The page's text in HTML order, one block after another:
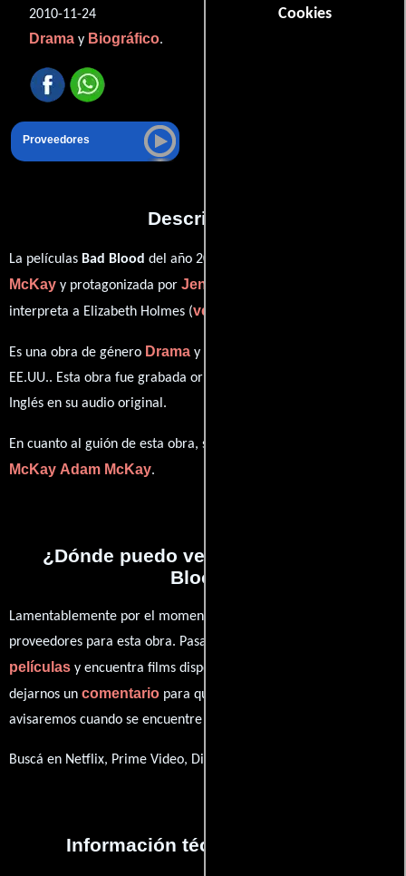
Cookies
2010-11-24
Drama y Biográfico.
Proveedores
Descripción
La películas Bad Blood del año 2010, está dirigida por
McKay y protagonizada por Jennifer Lawrence
interpreta a Elizabeth Holmes (ver créditos completos
Es una obra de género Drama y
EE.UU.. Esta obra fue grabada originalmente con dialogos en
Inglés en su audio original.
En cuanto al guión de esta obra, se encuentra a cargo de
McKay Adam McKay.
¿Dónde puedo ver la películas Bad
Blood?
Lamentablemente por el momento no contamos con enlaces a
proveedores para esta obra. Pasa por nuestro catálogo de
películas y encuentra films disponibles. También puedes
dejarnos un comentario para que le demos prioridad y te
avisaremos cuando se encuentre disponible
Buscá en Netflix, Prime Video, Disney+
Información técnica y general